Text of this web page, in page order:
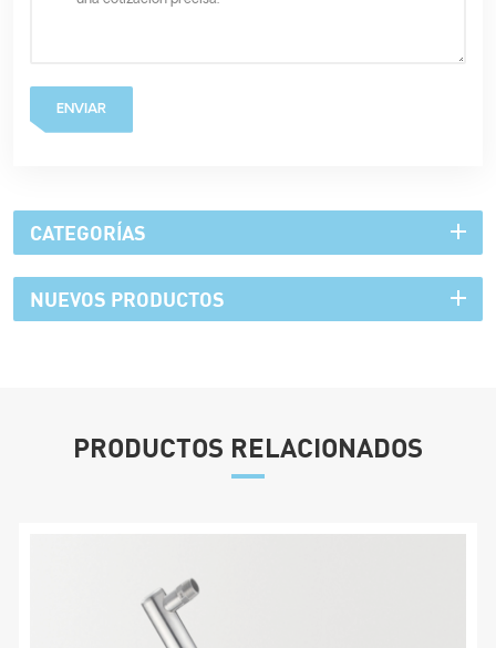
ENVIAR
CATEGORÍAS
NUEVOS PRODUCTOS
PRODUCTOS RELACIONADOS